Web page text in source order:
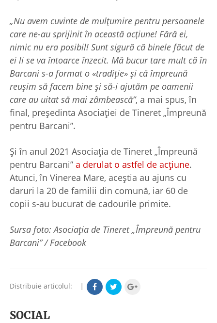
„Nu avem cuvinte de mulțumire pentru persoanele
care ne-au sprijinit în această acțiune! Fără ei,
nimic nu era posibil! Sunt sigură că binele făcut de
ei li se va întoarce înzecit. Mă bucur tare mult că în
Barcani s-a format o «tradiție» și că împreună
reușim să facem bine și să-i ajutăm pe oamenii
care au uitat să mai zâmbească”, a mai spus, în
final, președinta Asociației de Tineret „Împreună
pentru Barcani”.
Și în anul 2021 Asociația de Tineret „Împreună
pentru Barcani” a derulat o astfel de acțiune.
Atunci, în Vinerea Mare, aceștia au ajuns cu
daruri la 20 de familii din comună, iar 60 de
copii s-au bucurat de cadourile primite.
Sursa foto: Asociația de Tineret „Împreună pentru
Barcani” / Facebook
Distribuie articolul: |
SOCIAL